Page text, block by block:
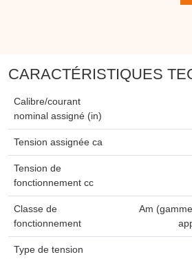
CARACTÉRISTIQUES
Calibre/courant
nominal assigné (in)
Tension assignée ca
Tension de
fonctionnement cc
Classe de
fonctionnement
Am
Type de tension